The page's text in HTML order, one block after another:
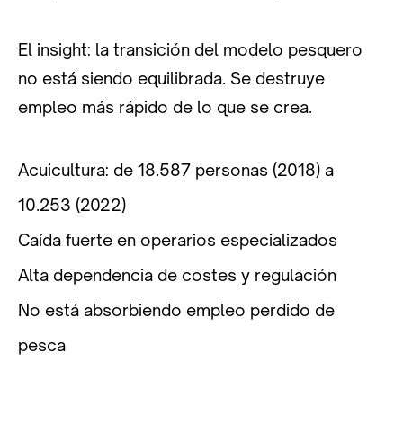
El insight: la transición del modelo pesquero
no está siendo equilibrada. Se destruye
empleo más rápido de lo que se crea.
Acuicultura: de 18.587 personas (2018) a
10.253 (2022)
Caída fuerte en operarios especializados
Alta dependencia de costes y regulación
No está absorbiendo empleo perdido de
pesca